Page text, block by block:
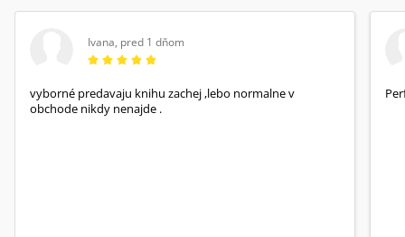
Ivana, pred 1 dňom
vyborné predavaju knihu zachej ,lebo normalne v
obchode nikdy nenajde .